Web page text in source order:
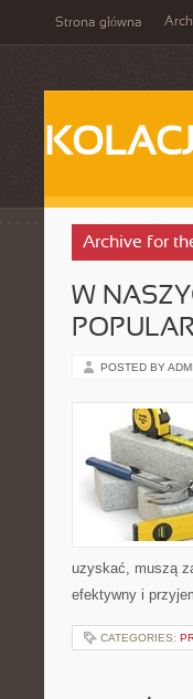
Strona główna
Archive for
W
POSTED BY
uzyskać, muszą
efektywny i
CATEGORIES: